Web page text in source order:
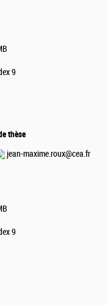
9
thèse
jean-maxime.roux@cea.fr
9